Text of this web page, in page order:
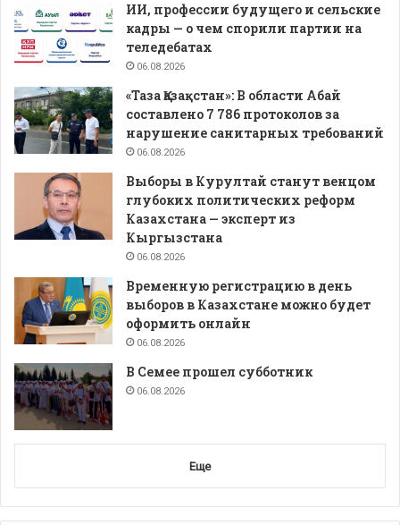
ИИ, профессии будущего и сельские
кадры — о чем спорили партии на
теледебатах
06.08.2026
«Таза Қазақстан»: В области Абай
составлено 7 786 протоколов за
нарушение санитарных требований
06.08.2026
Выборы в Курултай станут венцом
глубоких политических реформ
Казахстана — эксперт из
Кыргызстана
06.08.2026
Временную регистрацию в день
выборов в Казахстане можно будет
оформить онлайн
06.08.2026
В Семее прошел субботник
06.08.2026
Еще